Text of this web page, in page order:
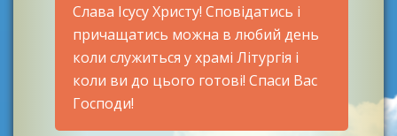
Слава Ісусу Христу! Сповідатись і
причащатись можна в любий день
коли служиться у храмі Літургія і
коли ви до цього готові! Спаси Вас
Господи!